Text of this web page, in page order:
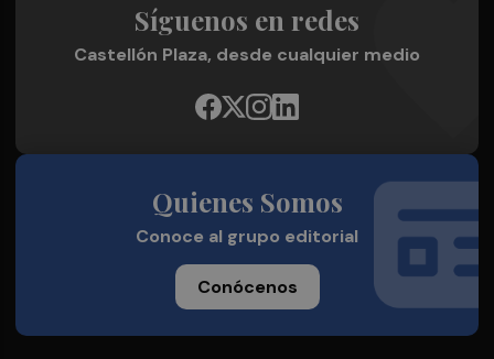
Síguenos en redes
Castellón Plaza, desde cualquier medio
Quienes Somos
Conoce al grupo editorial
Conócenos